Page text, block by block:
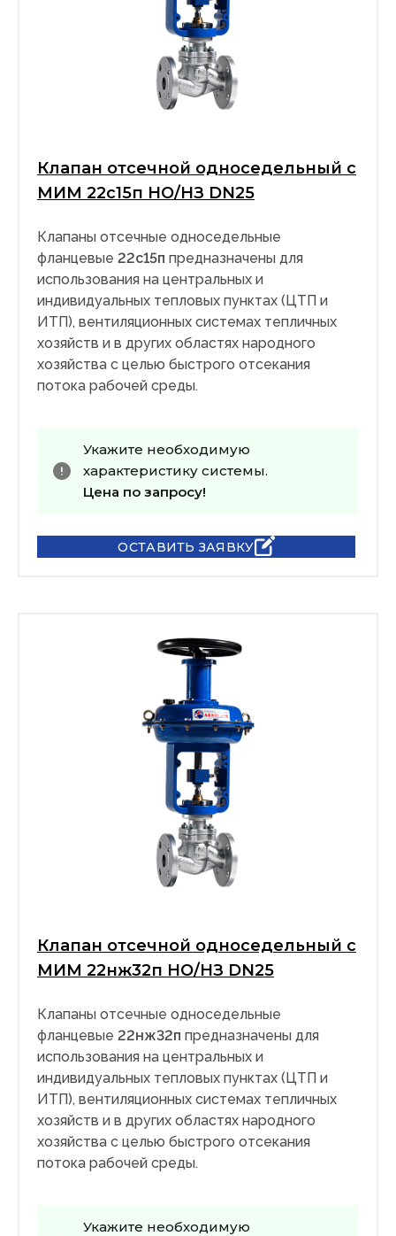
Клапан отсечной односедельный с
МИМ 22с15п НО/НЗ DN25
Клапаны отсечные односедельные
фланцевые 22с15п предназначены для
использования на центральных и
индивидуальных тепловых пунктах (ЦТП и
ИТП), вентиляционных системах тепличных
хозяйств и в других областях народного
хозяйства с целью быстрого отсекания
потока рабочей среды.
Укажите необходимую
характеристику системы.
Цена по запросу!
ОСТАВИТЬ ЗАЯВКУ
Клапан отсечной односедельный с
МИМ 22нж32п НО/НЗ DN25
Клапаны отсечные односедельные
фланцевые 22нж32п предназначены для
использования на центральных и
индивидуальных тепловых пунктах (ЦТП и
ИТП), вентиляционных системах тепличных
хозяйств и в других областях народного
хозяйства с целью быстрого отсекания
потока рабочей среды.
Укажите необходимую